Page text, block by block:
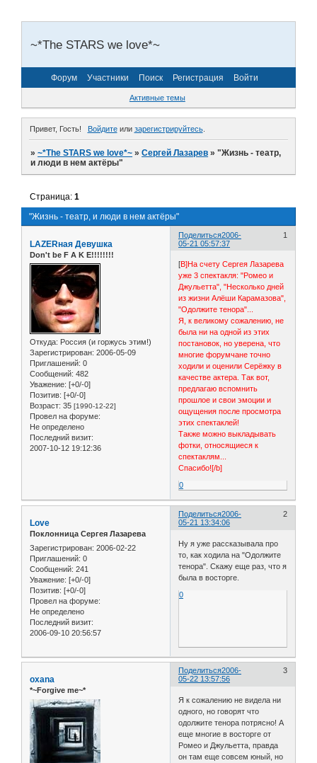
~*The STARS we love*~
Форум Участники Поиск Регистрация Войти
Активные темы
Привет, Гость! Войдитеили зарегистрируйтесь.
»~*The STARS we love*~ »Сергей Лазарев »"Жизнь - театр,
и люди в нем актёры"
"Жизнь - театр, и люди в нем актёры"
Страница:1
Поделиться 1
2006-
05-21 05:57:37
LAZERная Девушка
Don't be F A K E!!!!!!!!
Откуда: Россия (и горжусь этим!)
Зарегистрирован: 2006-05-09
Приглашений: 0
Сообщений: 482
Уважение: [+0/-0]
Позитив: [+0/-0]
Возраст: 35 [1990-12-22]
Провел на форуме:
Не определено
Последний визит:
2007-10-12 19:12:36
[B]На счету Сергея Лазарева
уже 3 спектакля: "Ромео и
Джульетта", "Несколько дней
из жизни Алёши Карамазова",
"Одолжите тенора"...
Я, к великому сожалению, не
была ни на одной из этих
постановок, но уверена, что
многие форумчане точно
ходили и оценили Серёжку в
качестве актера. Так вот,
предлагаю вспомнить
прошлое и свои эмоции и
ощущения после просмотра
этих спектаклей!
Также можно выкладывать
фотки, относящиеся к
спектаклям...
Спасибо![/b]
0
Поделиться 2
2006-
05-21 13:34:06
Love
Поклонница Сергея Лазарева
Зарегистрирован: 2006-02-22
Приглашений: 0
Сообщений: 241
Уважение: [+0/-0]
Позитив: [+0/-0]
Провел на форуме:
Не определено
Последний визит:
2006-09-10 20:56:57
Ну я уже рассказывала про
то, как ходила на "Одолжите
тенора". Скажу еще раз, что я
была в восторге.
0
Поделиться 3
2006-
05-22 13:57:56
oxana
*~Forgive me~*
Я к сожалению не видела ни
одного, но говорят что
одолжите тенора потрясно! А
еще многие в восторге от
Ромео и Джульетта, правда
он там еще совсем юный, но